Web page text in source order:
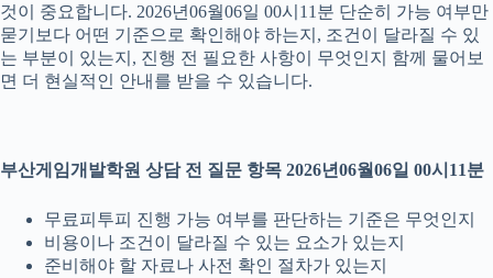
것이 중요합니다. 2026년06월06일 00시11분 단순히 가능 여부만
묻기보다 어떤 기준으로 확인해야 하는지, 조건이 달라질 수 있
는 부분이 있는지, 진행 전 필요한 사항이 무엇인지 함께 물어보
면 더 현실적인 안내를 받을 수 있습니다.
부산게임개발학원 상담 전 질문 항목 2026년06월06일 00시11분
무료피투피 진행 가능 여부를 판단하는 기준은 무엇인지
비용이나 조건이 달라질 수 있는 요소가 있는지
준비해야 할 자료나 사전 확인 절차가 있는지